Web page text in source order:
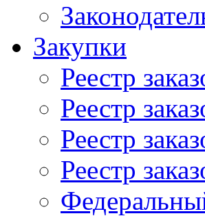
Закупки
Реестр
Реестр
Реестр
Реестр